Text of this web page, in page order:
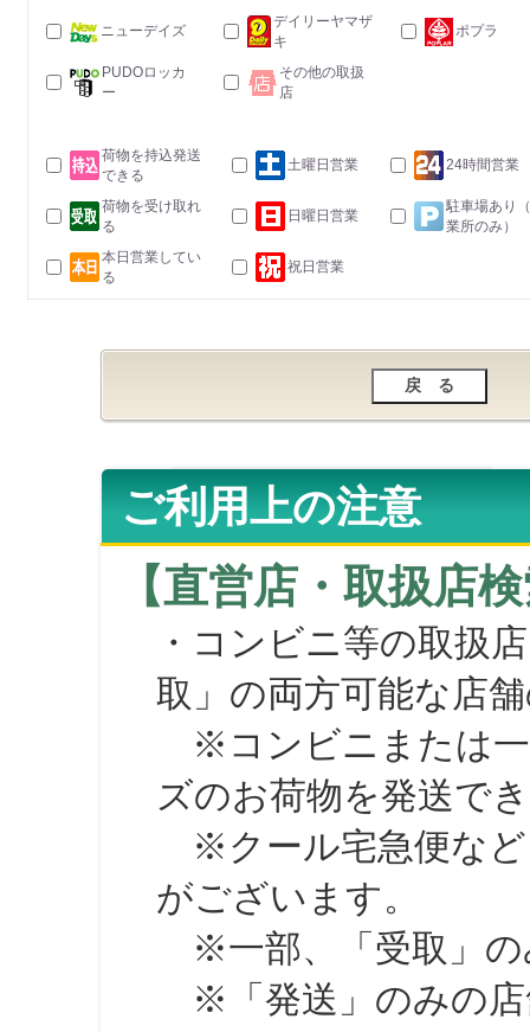
ニューデイズ
デイリーヤマザ
キ
ポプラ
PUDOロッカ
ー
その他の取扱
店
荷物を持込発送
できる
土曜日営業 24時間営業
荷物を受け取れ
る
日曜日営業
駐車場あり
業所のみ）
本日営業してい
る
祝日営業
ご利用上の注意
【直営店・取扱店
・コンビニ等の取扱
取」の両方可能な店
※コンビニまたは一
ズのお荷物を発送で
※クール宅急便など
がございます。
※一部、「受取」の
※「発送」のみの店